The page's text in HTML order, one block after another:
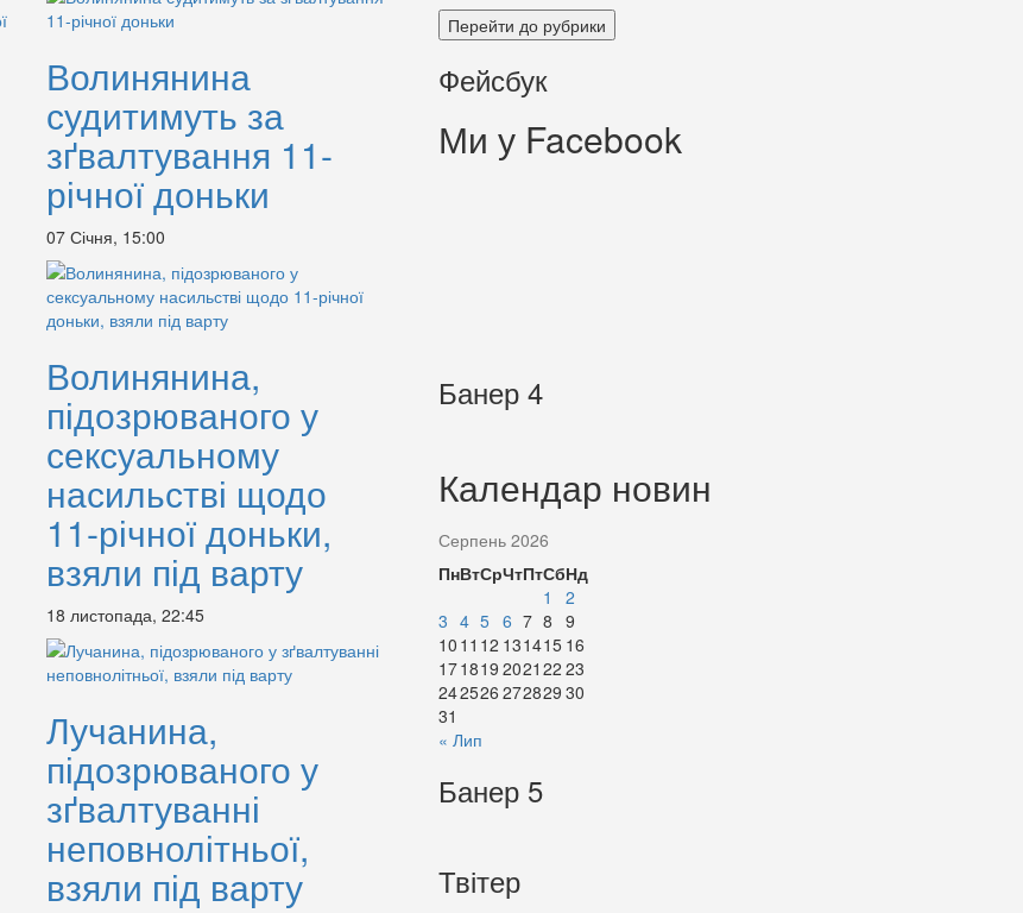
Волинянина
судитимуть за
зґвалтування 11-
річної доньки
07 Січня, 15:00
Волинянина,
підозрюваного у
сексуальному
насильстві щодо
11-річної доньки,
взяли під варту
18 листопада, 22:45
Лучанина,
підозрюваного у
зґвалтуванні
неповнолітньої,
взяли під варту
Перейти до рубрики
Фейсбук
Ми у Facebook
Банер 4
Календар новин
Серпень 2026
ПнВтСрЧтПтСбНд
1
2
3 4 5 6 7 8 9
10 11 12 131415 16
171819 2021 22 23
242526 272829 30
31
« Лип
Банер 5
Твітер